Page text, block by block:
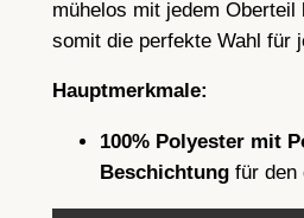
–
F
mühelos mit jedem
somit die perfekte Wahl für
Hauptmerkmale:
100% Polyester mit
Beschichtungfür den